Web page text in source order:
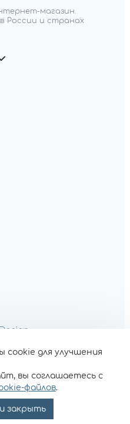
магазин.
России и странах
cookie для улучшения
вы соглашаетесь с
файлов.
закрыть